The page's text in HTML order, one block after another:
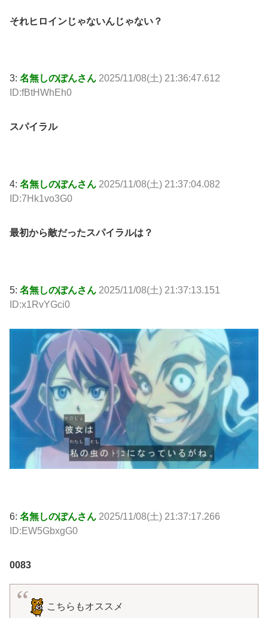
それヒロインじゃないんじゃない？
3: 名無しのぽんさん 2025/11/08(土) 21:36:47.612
ID:fBtHWhEh0
スパイラル
4: 名無しのぽんさん 2025/11/08(土) 21:37:04.082
ID:7Hk1vo3G0
最初から敵だったスパイラルは？
5: 名無しのぽんさん 2025/11/08(土) 21:37:13.151
ID:x1RvYGci0
6: 名無しのぽんさん 2025/11/08(土) 21:37:17.266
ID:EW5GbxgG0
0083
こちらもオススメ